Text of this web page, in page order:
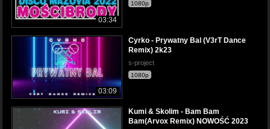
03:34
1080p
03:09
Cyrko - Prywatny Bal (V3rT Dance
Remix) 2k23
s-project
1080p
Kumi & Skolim - Bam Bam
Bam(Arvox Remix) NOWOŚĆ 2023